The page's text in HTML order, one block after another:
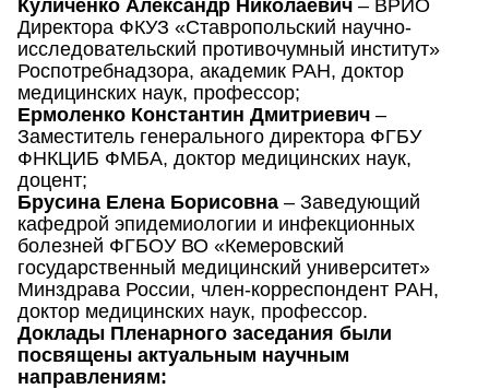
Куличенко Александр Николаевич – ВРИО
Директора ФКУЗ «Ставропольский научно-
исследовательский противочумный институт»
Роспотребнадзора, академик РАН, доктор
медицинских наук, профессор;
Ермоленко Константин Дмитриевич –
Заместитель генерального директора ФГБУ
ФНКЦИБ ФМБА, доктор медицинских наук,
доцент;
Брусина Елена Борисовна – Заведующий
кафедрой эпидемиологии и инфекционных
болезней ФГБОУ ВО «Кемеровский
государственный медицинский университет»
Минздрава России, член-корреспондент РАН,
доктор медицинских наук, профессор.
Доклады Пленарного заседания были
посвящены актуальным научным
направлениям: